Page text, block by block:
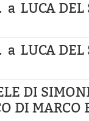
a LUCA DEL
a LUCA DEL
DI
DI MARCO